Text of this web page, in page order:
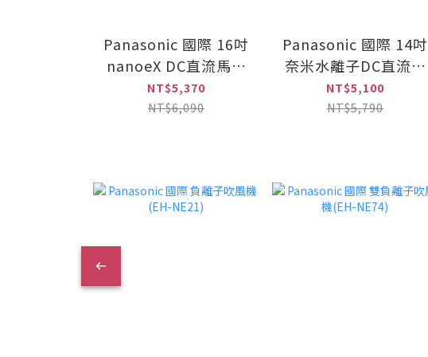
Panasonic 國際 16吋
nanoeX DC直流馬達
極淨型立扇(F-
H16LXD-K)
NT$5,370
NT$6,090
Panasonic 國際 14吋
奈米水離子DC直流遙
控立扇(F-H14LXD-K)
NT$5,100
NT$5,790